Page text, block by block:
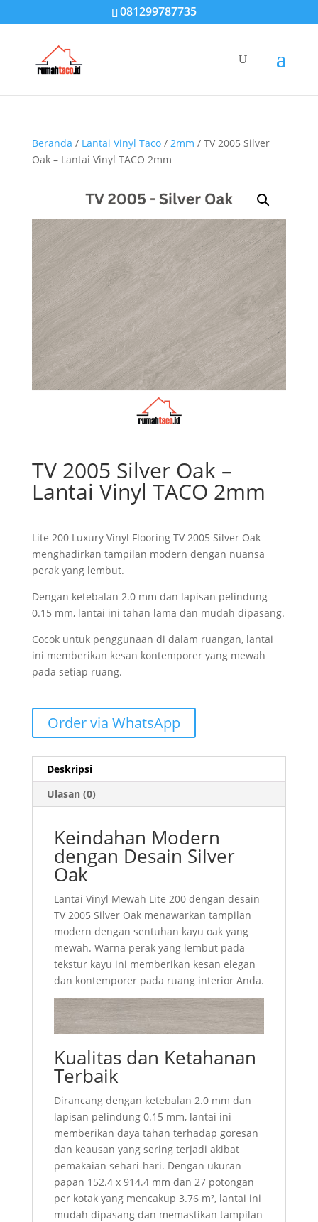
081299787735
Beranda / Lantai Vinyl Taco/ 2mm / TV 2005 Silver
Oak – Lantai Vinyl TACO 2mm
TV 2005 Silver Oak –
Lantai Vinyl TACO 2mm
Lite 200 Luxury Vinyl Flooring TV 2005 Silver Oak
menghadirkan tampilan modern dengan nuansa
perak yang lembut.
Dengan ketebalan 2.0 mm dan lapisan pelindung
0.15 mm, lantai ini tahan lama dan mudah dipasang.
Cocok untuk penggunaan di dalam ruangan, lantai
ini memberikan kesan kontemporer yang mewah
pada setiap ruang.
Order via WhatsApp
Deskripsi
Ulasan (0)
Keindahan Modern
dengan Desain Silver
Oak
Lantai Vinyl Mewah Lite 200 dengan desain
TV 2005 Silver Oak menawarkan tampilan
modern dengan sentuhan kayu oak yang
mewah. Warna perak yang lembut pada
tekstur kayu ini memberikan kesan elegan
dan kontemporer pada ruang interior Anda.
Kualitas dan Ketahanan
Terbaik
Dirancang dengan ketebalan 2.0 mm dan
lapisan pelindung 0.15 mm, lantai ini
memberikan daya tahan terhadap goresan
dan keausan yang sering terjadi akibat
pemakaian sehari-hari. Dengan ukuran
papan 152.4 x 914.4 mm dan 27 potongan
per kotak yang mencakup 3.76 m², lantai ini
mudah dipasang dan memastikan tampilan